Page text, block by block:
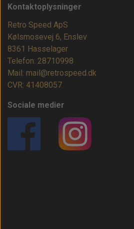
Kontaktoplysninger
Retro Speed ApS
Kølsmosevej 6, Enslev
8361 Hasselager
Telefon: 28710998
Mail: mail@retrospeed.dk
CVR: 41408057
Sociale medier